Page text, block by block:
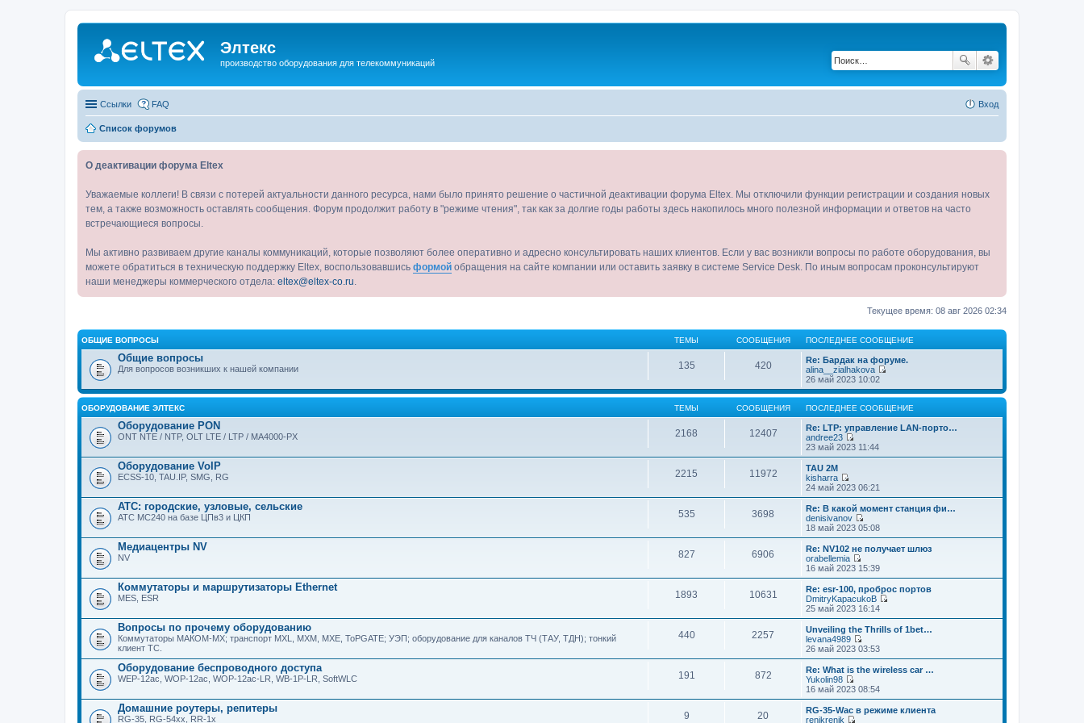
Элтекс
производство оборудования для телекоммуникаций
Ссылки FAQ Вход
Список форумов
О деактивации форума Eltex
Уважаемые коллеги! В связи с потерей актуальности данного ресурса, нами было принято решение о частичной деактивации форума Eltex. Мы отключили функции регистрации и создания новых
тем, а также возможность оставлять сообщения. Форум продолжит работу в "режиме чтения", так как за долгие годы работы здесь накопилось много полезной информации и ответов на часто
встречающиеся вопросы.
Мы активно развиваем другие каналы коммуникаций, которые позволяют более оперативно и адресно консультировать наших клиентов. Если у вас возникли вопросы по работе оборудования, вы
можете обратиться в техническую поддержку Eltex, воспользовавшись формой обращения на сайте компании или оставить заявку в системе Service Desk. По иным вопросам проконсультируют
наши менеджеры коммерческого отдела: eltex@eltex-co.ru
Текущее время: 08 авг 2026 02:34
ОБЩИЕ ВОПРОСЫ ТЕМЫ СООБЩЕНИЯ ПОСЛЕДНЕЕ СООБЩЕНИЕ
Общие вопросы
Для вопросов возникших к нашей компании 135 420
Re: Бардак на форуме.
alina__zialhakova
е
р
е
й
т
п
н
с
б
щ
е
и
ю
26 май 2023 10:02
ОБОРУДОВАНИЕ ЭЛТЕКС ТЕМЫ СООБЩЕНИЯ ПОСЛЕДНЕЕ СООБЩЕНИЕ
Оборудование PON
ONT NTE / NTP, OLT LTE / LTP / MA4000-PX 2168 12407
Re: LTP: управление LAN-порто…
andree23
П
е
й
т
и
к
п
о
л
е
д
н
е
м
у
с
о
о
б
щ
е
и
ю
23 май 2023 11:44
Оборудование VoIP
ECSS-10, TAU.IP, SMG, RG 2215 11972
TAU 2M
kisharra
П
е
р
е
й
т
к
п
о
л
е
д
н
е
м
у
с
о
о
б
щ
е
н
24 май 2023 06:21
АТС: городские, узловые, сельские
АТС МС240 на базе ЦПв3 и ЦКП 535 3698
Re: В какой момент станция фи…
denisivanov
П
е
р
е
й
т
к
п
о
л
д
н
е
у
с
о
18 май 2023 05:08
Медиацентры NV
NV 827 6906
Re: NV102 не получает шлюз
orabellemia
П
е
р
е
й
т
и
к
п
о
л
д
н
е
16 май 2023 15:39
Коммутаторы и маршрутизаторы Ethernet
MES, ESR 1893 10631
Re: esr-100, проброс портов
DmitryKapacukoB
е
р
е
и
к
л
25 май 2023 16:14
Вопросы по прочему оборудованию
Коммутаторы МАКОМ-МХ; транспорт MXL, MXM, MXE, ToPGATE; УЭП; оборудование для каналов ТЧ (ТАУ, ТДН); тонкий
клиент ТС.
440 2257
Unveiling the Thrills of 1bet…
levana4989
П
е
р
е
й
т
к
26 май 2023 03:53
Оборудование беспроводного доступа
WEP-12ac, WOP-12ac, WOP-12ac-LR, WB-1P-LR, SoftWLC 191 872
Re: What is the wireless car …
Yukolin98
П
е
р
е
16 май 2023 08:54
Домашние роутеры, репитеры
RG-35, RG-54xx, RR-1x 9 20
RG-35-Wac в режиме клиента
renikrenik